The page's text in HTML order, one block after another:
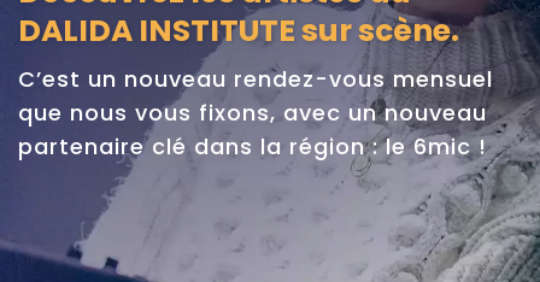
DALIDA INSTITUTE sur scène.
C’est un nouveau rendez-vous mensuel
que nous vous fixons, avec un nouveau
partenaire clé dans la région : le 6mic !